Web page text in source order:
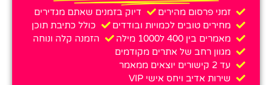
זמני פרסום מהירים
דיוק בזמנים שאתם מגדירים
מחירים טובים לכמויות ובודדים
כולל כתיבת תוכן
מאמרים בין 400 ל1000 מילה
הזמנה קלה ונוחה
מגוון רחב של אתרים מקודמים
עד 2 קישורים יוצאים ממאמר
שירות אדיב ויחס אישי VIP